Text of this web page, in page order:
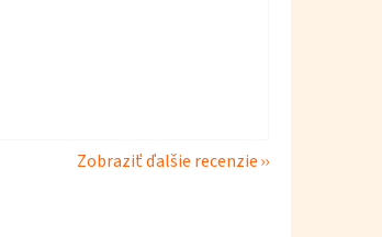
5 z 5 hviezdičiek.
Zobraziť ďalšie recenzie